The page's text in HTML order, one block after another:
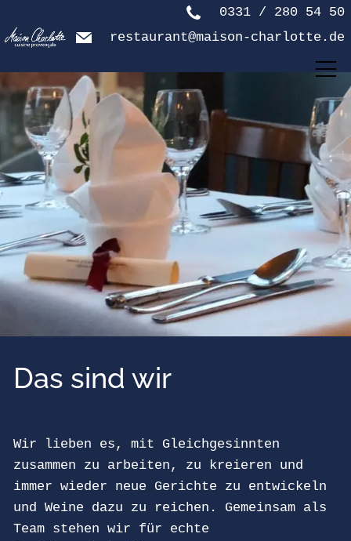
0331 / 280 54 50
restaurant@maison-charlotte.de
Reservieren
Speisen & Getränke
Restaurant
Das sind wir
Kontakt
Das sind wir
Wir lieben es, mit Gleichgesinnten
zusammen zu arbeiten, zu kreieren und
immer wieder neue Gerichte zu entwickeln
und Weine dazu zu reichen. Gemeinsam als
Team stehen wir für echte